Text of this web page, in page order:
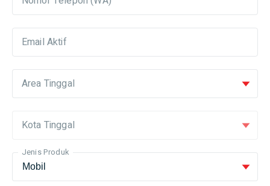
Email Aktif
Area Tinggal
Kota Tinggal
Jenis Produk